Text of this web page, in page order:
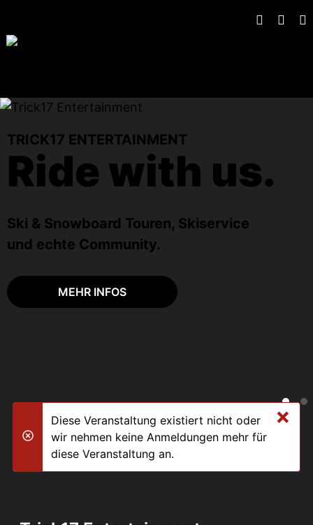
TRICK17 ENTERTAINMENT
Ride with us.
Ski & Snowboard Touren, Skiservice
und echte Community.
MEHR INFOS
×
danger
Diese Veranstaltung existiert nicht oder
wir nehmen keine Anmeldungen mehr für
diese Veranstaltung an.